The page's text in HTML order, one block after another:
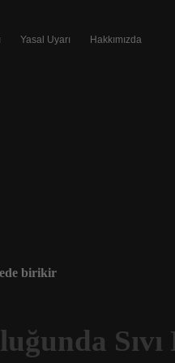
Yasal Uyarı Hakkımızda
birikir